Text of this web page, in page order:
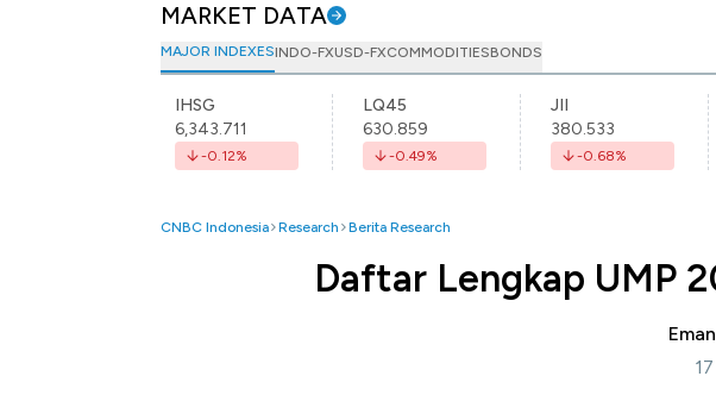
MARKET DATA
MAJOR INDEXESINDO-FXUSD-FXCOMMODITIESBONDS
IHSG
6,343.711
-0.12%
LQ45
630.859
-0.49%
JII
380.533
-0.68%
CNBC Indonesia Research Berita Research
Daftar Lengkap UMP